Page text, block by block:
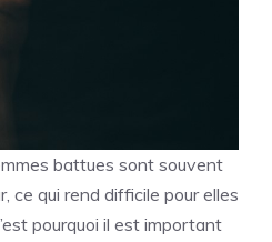
battues sont souvent
ce qui rend difficile pour elles
pourquoi il est important